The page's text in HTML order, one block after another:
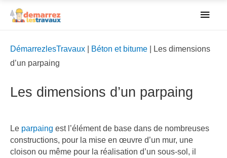
DémarrezlesTravaux Béton et bitume
Les dimensions
d’un parpaing
Les dimensions d’un parpaing
Le parpaing est l’élément de base dans de nombreuses
constructions, pour la mise en œuvre d’un mur, une
cloison ou même pour la réalisation d’un sous-sol, il